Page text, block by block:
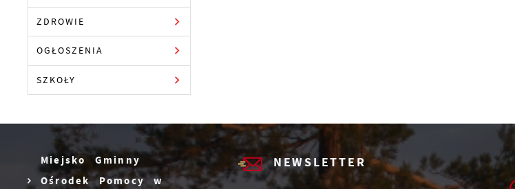
ZDROWIE
OGŁOSZENIA
SZKOŁY
Miejsko Gminny
Ośrodek Pomocy w
NEWSLETTER